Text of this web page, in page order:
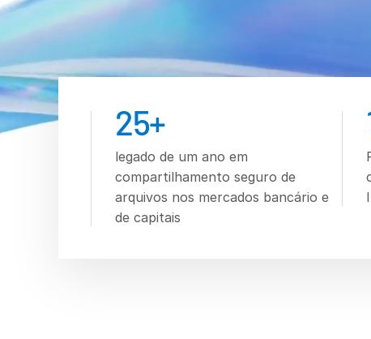
25+
legado de um ano em
compartilhamento seguro de
arquivos nos mercados bancário e
de capitais